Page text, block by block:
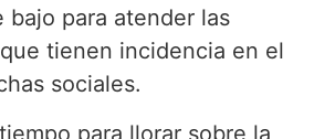
bajo para atender las
tienen incidencia en el
sociales.
para llorar sobre la